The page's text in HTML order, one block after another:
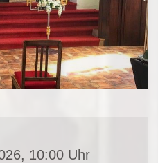
10:00 Uhr